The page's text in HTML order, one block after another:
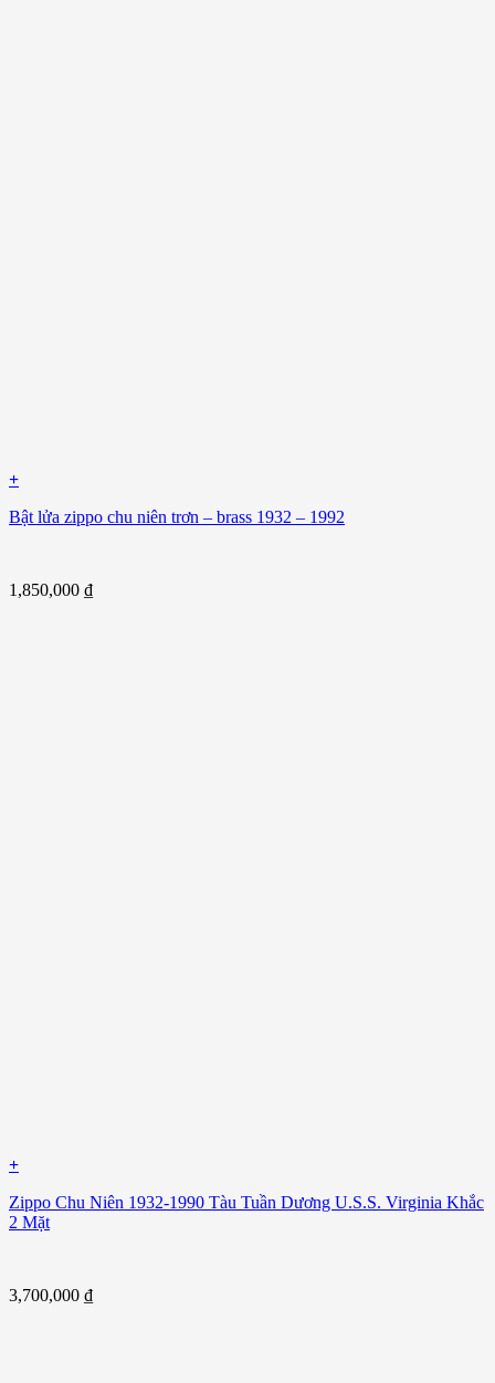
+
Bật lửa zippo chu niên trơn – brass 1932 – 1992
1,850,000 ₫
+
Zippo Chu Niên 1932-1990 Tàu Tuần Dương U.S.S. Virginia Khắc
2 Mặt
3,700,000 ₫